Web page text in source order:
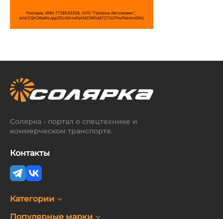
Солярка - портал о спецтехнике и
коммерческом транспорте.
Контакты
Категории
Популярные марки